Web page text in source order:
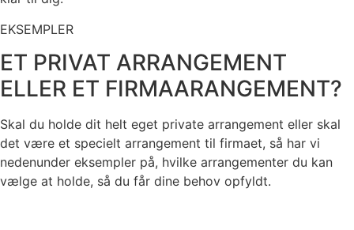
EKSEMPLER
ET PRIVAT ARRANGEMENT
ELLER ET FIRMAARANGEMENT?
Skal du holde dit helt eget private arrangement eller skal
det være et specielt arrangement til firmaet, så har vi
nedenunder eksempler på, hvilke arrangementer du kan
vælge at holde, så du får dine behov opfyldt.